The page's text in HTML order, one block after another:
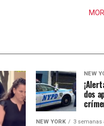
NEW
dos
NEW YORK 3 semanas